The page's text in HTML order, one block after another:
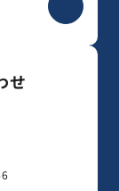
せ